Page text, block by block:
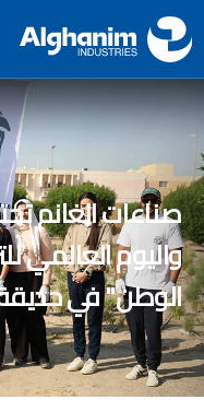
Skip
to
main
content
صناعات الغانم
واليوم العالمي
الوطن" في